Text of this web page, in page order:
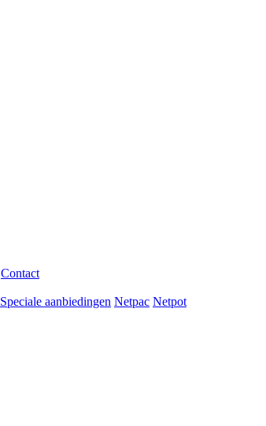
Contact
Speciale aanbiedingen Netpac Netpot